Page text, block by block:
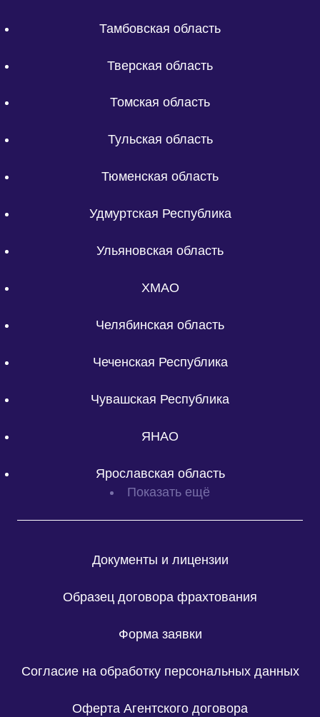
Тамбовская область
Тверская область
Томская область
Тульская область
Тюменская область
Удмуртская Республика
Ульяновская область
ХМАО
Челябинская область
Чеченская Республика
Чувашская Республика
ЯНАО
Ярославская область
Показать ещё
Документы и лицензии
Образец договора фрахтования
Форма заявки
Согласие на обработку персональных данных
Оферта Агентского договора